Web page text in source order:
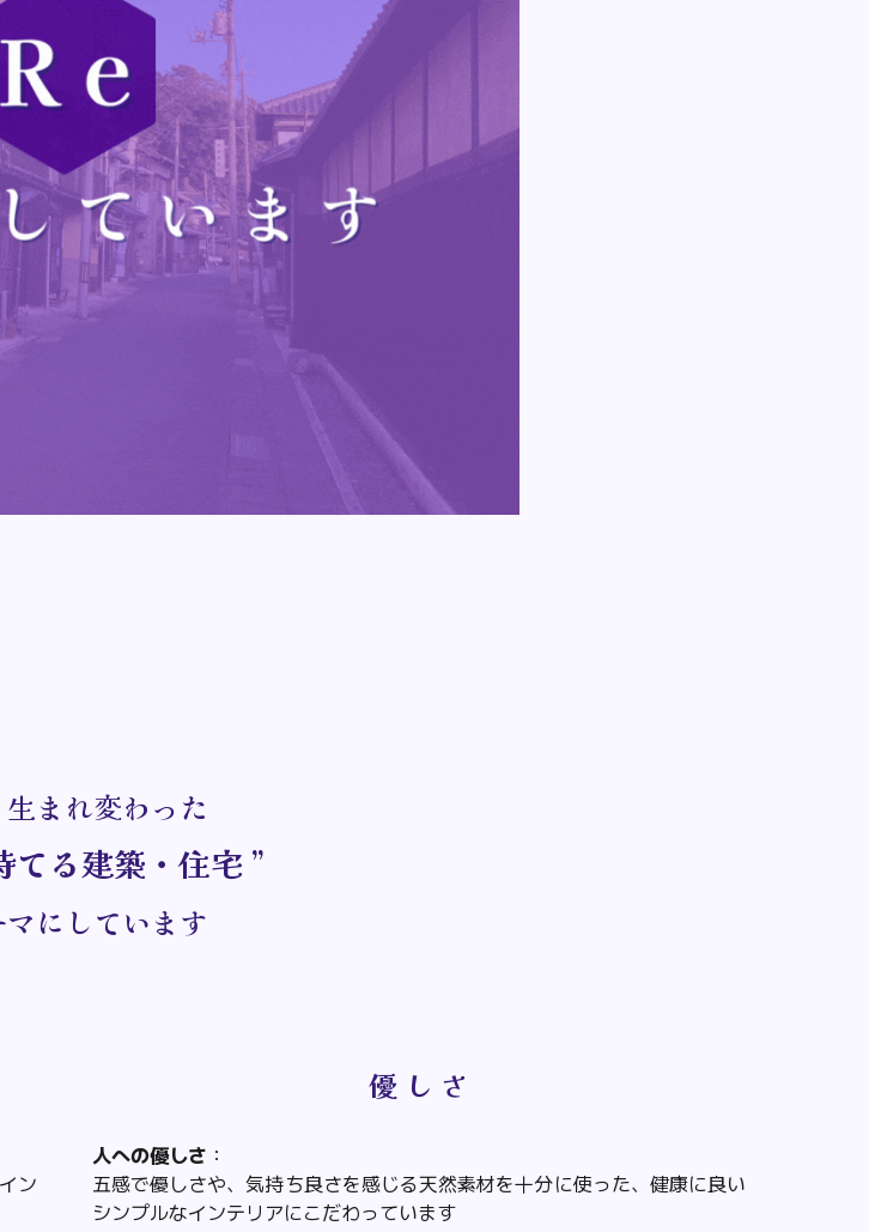
まれ変わった
てる建築・住宅 ”
にしています
ン
優 し さ
人への優しさ ：
五感で優しさや、気持ち良さを感じる天然素材を十分に使った、健康に良い
シンプルなインテリアにこだわっています